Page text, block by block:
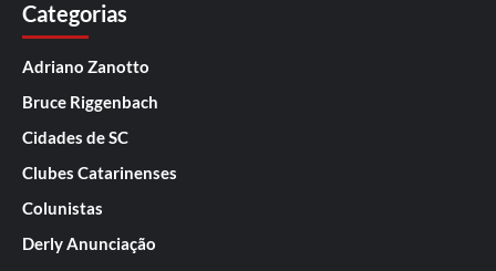
Categorias
Adriano Zanotto
Bruce Riggenbach
Cidades de SC
Clubes Catarinenses
Colunistas
Derly Anunciação